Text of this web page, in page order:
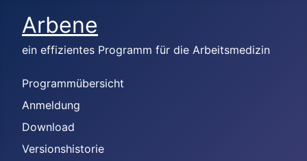
Arbene
ein effizientes Programm für die Arbeitsmedizin
Programmübersicht
Anmeldung
Download
Versionshistorie